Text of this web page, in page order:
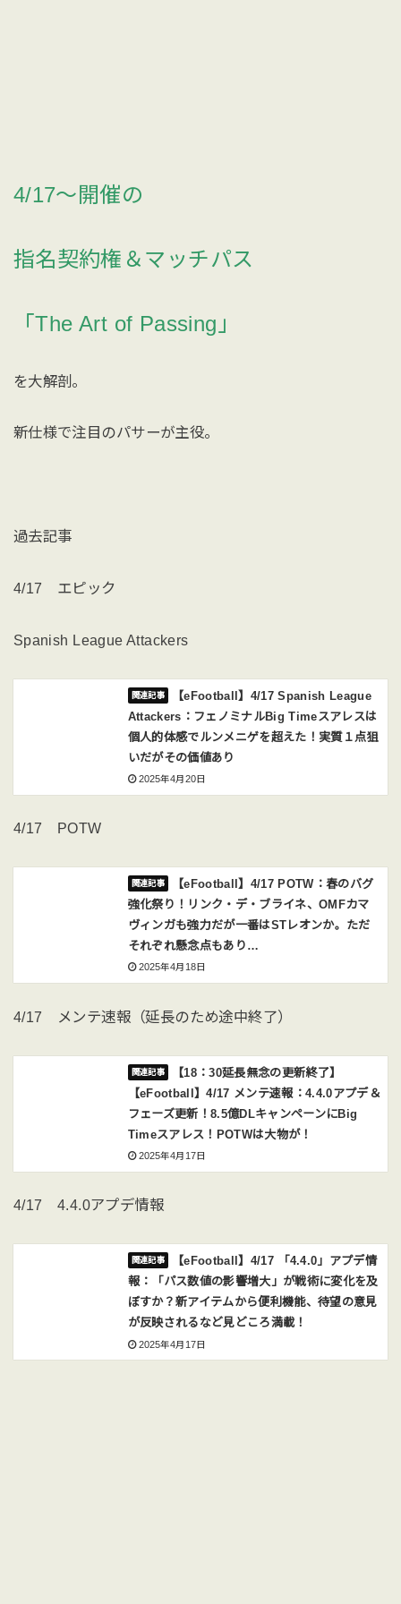
4/17〜開催の
指名契約権＆マッチパス
「The Art of Passing」
を大解剖。
新仕様で注目のパサーが主役。
過去記事
4/17 エピック
Spanish League Attackers
【eFootball】4/17 Spanish League
Attackers：フェノミナルBig Timeスアレスは
個人的体感でルンメニゲを超えた！実質１点狙
いだがその価値あり
2025年4月20日
4/17 POTW
【eFootball】4/17 POTW：春のバグ
強化祭り！リンク・デ・ブライネ、OMFカマ
ヴィンガも強力だが一番はSTレオンか。ただ
それぞれ懸念点もあり…
2025年4月18日
4/17 メンテ速報（延長のため途中終了）
【18：30延長無念の更新終了】
【eFootball】4/17 メンテ速報：4.4.0アプデ＆
フェーズ更新！8.5億DLキャンペーンにBig
Timeスアレス！POTWは大物が！
2025年4月17日
4/17 4.4.0アプデ情報
【eFootball】4/17 「4.4.0」アプデ情
報：「パス数値の影響増大」が戦術に変化を及
ぼすか？新アイテムから便利機能、待望の意見
が反映されるなど見どころ満載！
2025年4月17日